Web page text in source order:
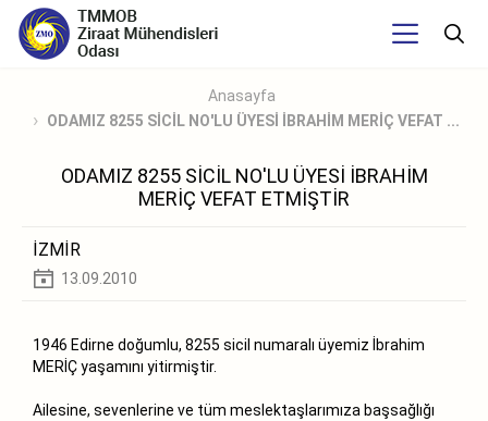
Anasayfa
ODAMIZ 8255 SİCİL NO'LU ÜYESİ İBRAHİM MERİÇ VEFAT ...
ODAMIZ 8255 SİCİL NO'LU ÜYESİ İBRAHİM
MERİÇ VEFAT ETMİŞTİR
İZMİR
13.09.2010
1946 Edirne doğumlu, 8255 sicil numaralı üyemiz İbrahim
MERİÇ yaşamını yitirmiştir.
Ailesine, sevenlerine ve tüm meslektaşlarımıza başsağlığı